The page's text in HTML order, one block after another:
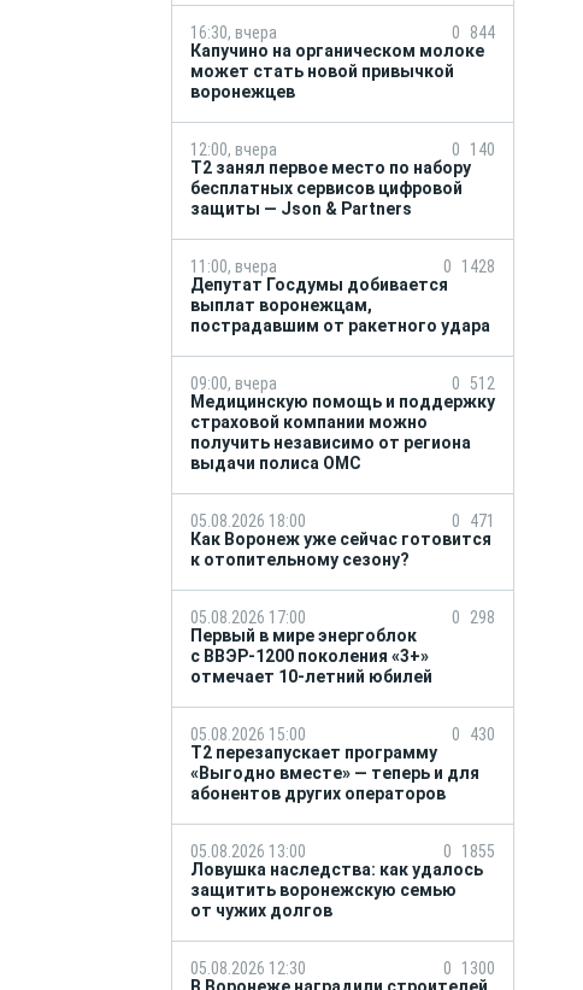
16:30, вчера 0
844
Капучино на органическом молоке
может стать новой привычкой
воронежцев
12:00, вчера 0
140
Т2 занял первое место по набору
бесплатных сервисов цифровой
защиты — Json & Partners
11:00, вчера 0
1428
Депутат Госдумы добивается
выплат воронежцам,
пострадавшим от ракетного удара
09:00, вчера 0 512
Медицинскую помощь и поддержку
страховой компании можно
получить независимо от региона
выдачи полиса ОМС
05.08.2026 18:00 0
471
Как Воронеж уже сейчас готовится
к отопительному сезону?
05.08.2026 17:00 0
298
Первый в мире энергоблок
с ВВЭР-1200 поколения «3+»
отмечает 10-летний юбилей
05.08.2026 15:00 0
430
Т2 перезапускает программу
«Выгодно вместе» — теперь и для
абонентов других операторов
05.08.2026 13:00 0
1855
Ловушка наследства: как удалось
защитить воронежскую семью
от чужих долгов
05.08.2026 12:30 0
1300